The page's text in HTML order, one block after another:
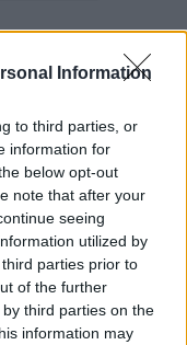
Information
to third parties, or
information for
below opt-out
note that after your
seeing
utilized by
parties prior to
of the further
third parties on the
information may
São Miguel de
para os
participação em
e
A partir de uma
Miguel de
se vivia a
os mesmos jogos
assinalando o
a colocar o
de jogadores
Davidovich
a prova
elevado nível,
cabeça de
pelo chileno
Blockx.
Ofícios”
município